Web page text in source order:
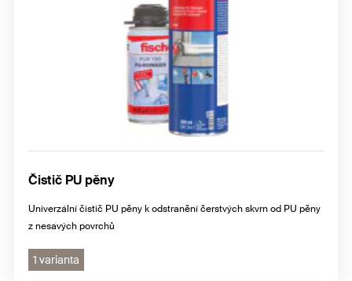
Čistič PU pěny
Univerzální čistič PU pěny k odstranění čerstvých skvrn od PU pěny
z nesavých povrchů
1 varianta